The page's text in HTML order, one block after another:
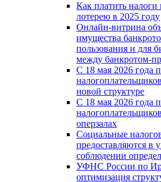
Как платить
лотерею в 2025 году
Онлайн-витрина
имущества
пользования и для
между банкротом-
С 18 мая 2026 года
новой стpyктype
С 18 мая 2026 года
оперзалах
Социальные
предоставляются в
соблюдении
УФНС России по
оптимизация